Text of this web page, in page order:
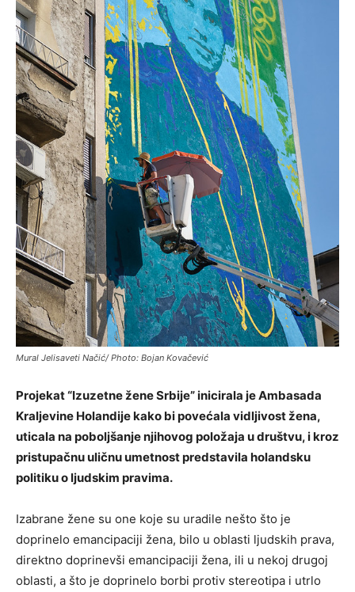
Mural Jelisaveti Načić/ Photo: Bojan Kovačević
Projekat “Izuzetne žene Srbije” inicirala je Ambasada
Kraljevine Holandije kako bi povećala vidljivost žena,
uticala na poboljšanje njihovog položaja u društvu, i kroz
pristupačnu uličnu umetnost predstavila holandsku
politiku o ljudskim pravima.
Izabrane žene su one koje su uradile nešto što je
doprinelo emancipaciji žena, bilo u oblasti ljudskih prava,
direktno doprinevši emancipaciji žena, ili u nekoj drugoj
oblasti, a što je doprinelo borbi protiv stereotipa i utrlo